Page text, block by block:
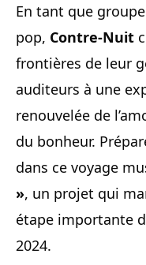
En tant que
pop, Contre-Nuit
frontières de leur
auditeurs à une
renouvelée de
du bonheur.
dans ce voyage
», un projet qui
étape importante
2024.